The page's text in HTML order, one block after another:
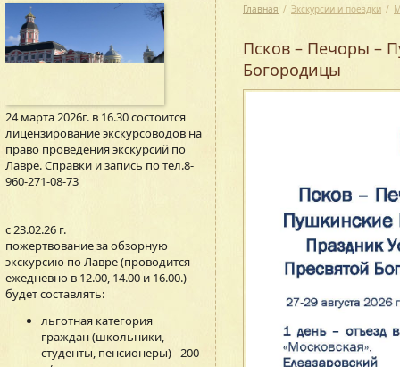
24 марта 2026г. в 16.30 состоится
лицензирование экскурсоводов на
право проведения экскурсий по
Лавре. Справки и запись по тел.8-
960-271-08-73
с 23.02.26 г.
пожертвование за обзорную
экскурсию по Лавре (проводится
ежедневно в 12.00, 14.00 и 16.00.)
будет составлять:
льготная категория
граждан (школьники,
студенты, пенсионеры) - 200
Главная / Экскурсии и поездки /
Псков – Печоры –
Богородицы